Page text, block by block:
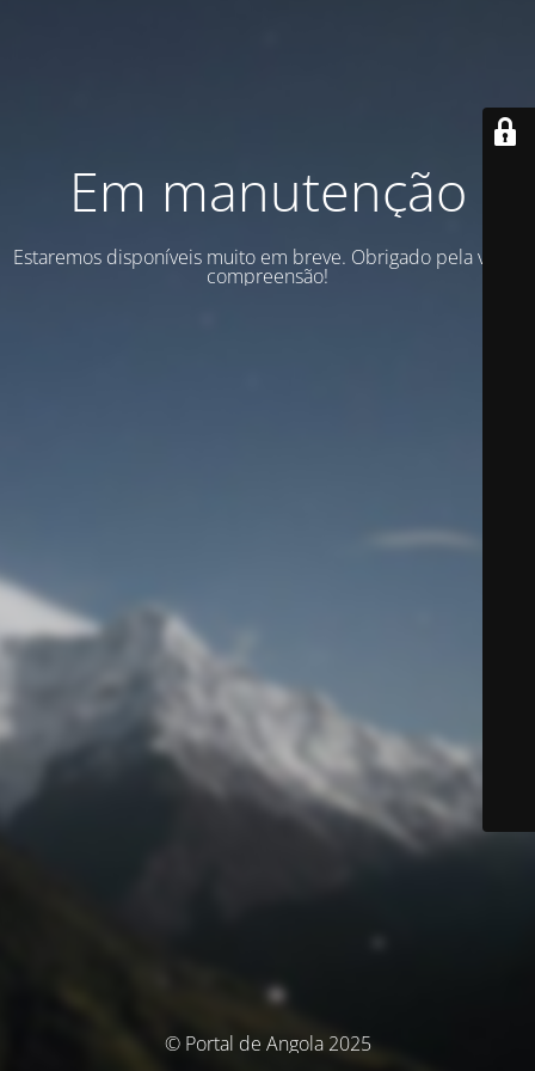
Em manutenção
Estaremos disponíveis muito em breve. Obrigado pela vossa
compreensão!
© Portal de Angola 2025